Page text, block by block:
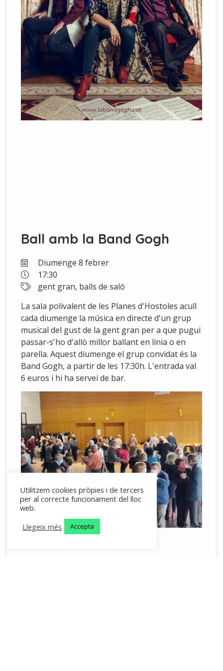
Ball amb la Band Gogh
Diumenge 8 febrer
17:30
gent gran, balls de saló
La sala polivalent de les Planes d'Hostoles acull
cada diumenge la música en directe d'un grup
musical del gust de la gent gran per a que pugui
passar-s'ho d'allò millor ballant en línia o en
parella. Aquest diumenge el grup convidat és la
Band Gogh, a partir de les 17:30h. L'entrada val
6 euros i hi ha servei de bar.
Utilitzem cookies pròpies i de tercers
per al correcte funcionament del lloc
web.
Llegeix més
Accepta